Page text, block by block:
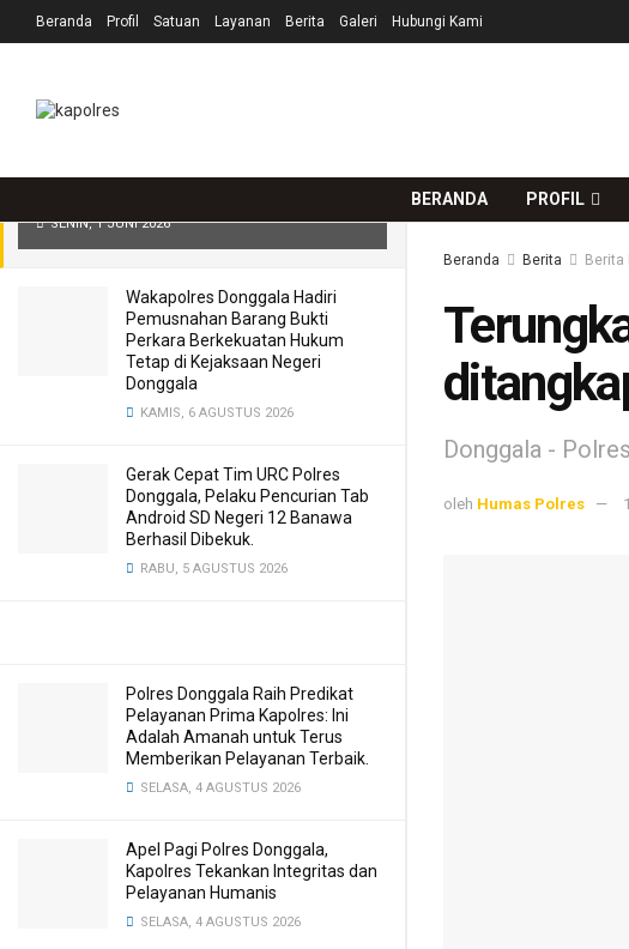
TERKINI TRENDING Filter
Terungkap! Pelaku Pencurian
SENIN, 1 JUNI 2026
Wakapolres Donggala Hadiri
Pemusnahan Barang Bukti
Perkara Berkekuatan Hukum
Tetap di Kejaksaan Negeri
Donggala
KAMIS, 6 AGUSTUS 2026
Gerak Cepat Tim URC Polres
Donggala, Pelaku Pencurian Tab
Android SD Negeri 12 Banawa
Berhasil Dibekuk.
RABU, 5 AGUSTUS 2026
Polres Donggala Raih Predikat
Pelayanan Prima Kapolres: Ini
Adalah Amanah untuk Terus
Memberikan Pelayanan Terbaik.
SELASA, 4 AGUSTUS 2026
Apel Pagi Polres Donggala,
Kapolres Tekankan Integritas dan
Pelayanan Humanis
SELASA, 4 AGUSTUS 2026
Beranda Profil Satuan Layanan Berita Galeri Hubungi Kami
BERANDA PROFIL
Beranda Berita Berita
Donggala -
oleh Humas Polres